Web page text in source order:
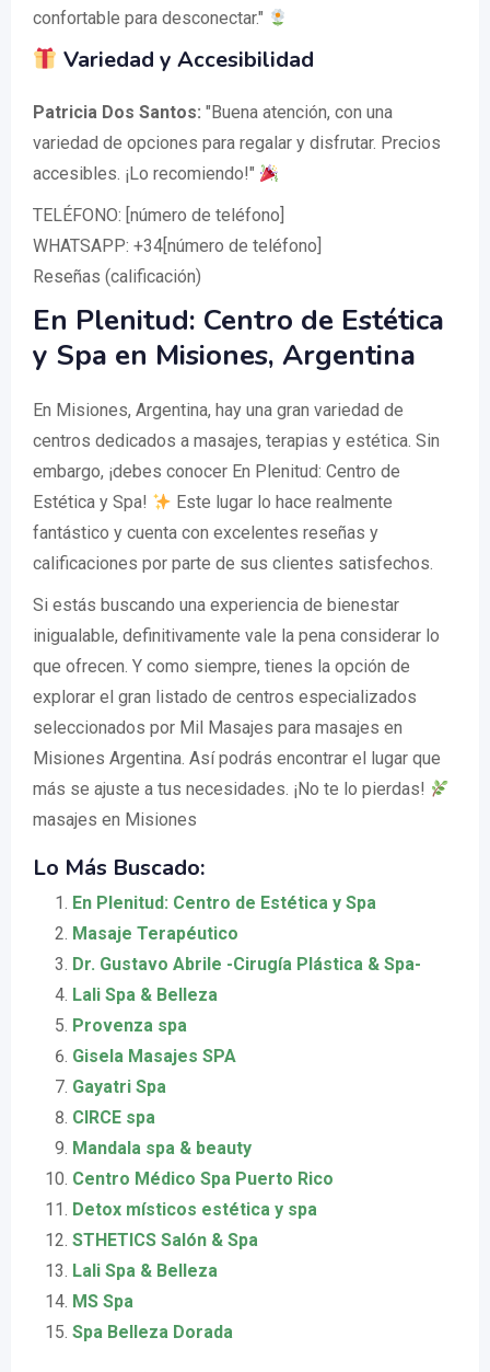
confortable para desconectar."
Variedad y Accesibilidad
Patricia Dos Santos: "Buena atención, con una
variedad de opciones para regalar y disfrutar. Precios
accesibles. ¡Lo recomiendo!"
TELÉFONO: [número de teléfono]
WHATSAPP: +34[número de teléfono]
Reseñas (calificación)
En Plenitud: Centro de Estética
y Spa en Misiones, Argentina
En Misiones, Argentina, hay una gran variedad de
centros dedicados a masajes, terapias y estética. Sin
embargo, ¡debes conocer En Plenitud: Centro de
Estética y Spa!
Este lugar lo hace realmente
fantástico y cuenta con excelentes reseñas y
calificaciones por parte de sus clientes satisfechos.
Si estás buscando una experiencia de bienestar
inigualable, definitivamente vale la pena considerar lo
que ofrecen. Y como siempre, tienes la opción de
explorar el gran listado de centros especializados
seleccionados por Mil Masajes para masajes en
Misiones Argentina. Así podrás encontrar el lugar que
más se ajuste a tus necesidades. ¡No te lo pierdas!
masajes en Misiones
Lo Más Buscado:
En Plenitud: Centro de Estética y Spa
Masaje Terapéutico
Dr. Gustavo Abrile -Cirugía Plástica & Spa-
Lali Spa & Belleza
Provenza spa
Gisela Masajes SPA
Gayatri Spa
CIRCE spa
Mandala spa & beauty
Centro Médico Spa Puerto Rico
Detox místicos estética y spa
STHETICS Salón & Spa
Lali Spa & Belleza
MS Spa
Spa Belleza Dorada